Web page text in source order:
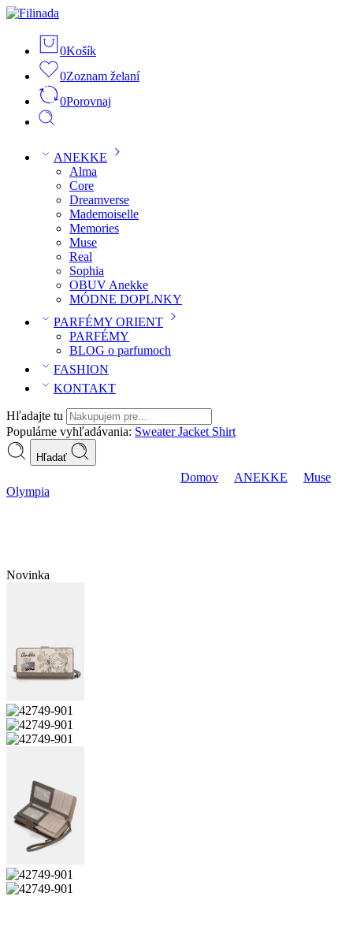
0Košík
0Zoznam želaní
0Porovnaj
ANEKKE
Alma
Core
Dreamverse
Mademoiselle
Memories
Muse
Real
Sophia
OBUV Anekke
MÓDNE DOPLNKY
PARFÉMY ORIENT
PARFÉMY
BLOG o parfumoch
FASHION
KONTAKT
Hľadajte tu
Populárne vyhľadávania: SweaterJacket Shirt
Hľadať
Domov ANEKKE
Muse
Olympia
Novinka